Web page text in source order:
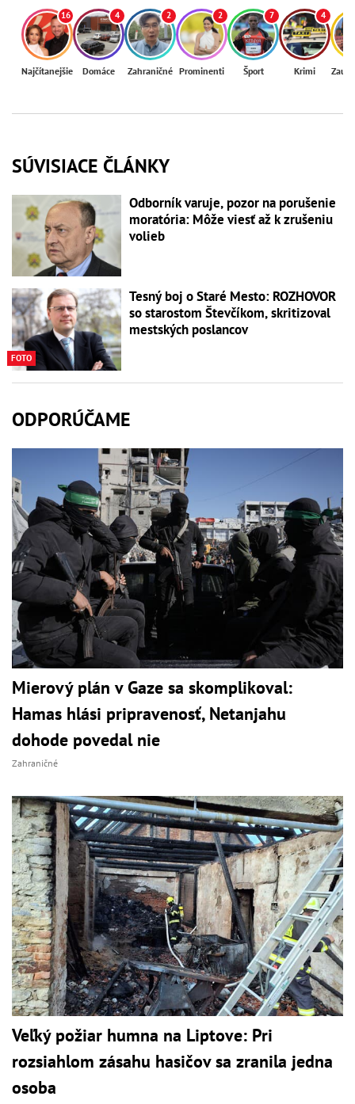
16
Najčítanejšie
4
Domáce
2
Zahraničné
2
Prominenti
7
Šport
4
Krimi
SÚVISIACE ČLÁNKY
Odborník varuje, pozor na porušenie
moratória: Môže viesť až k zrušeniu
volieb
FOTO
Tesný boj o Staré Mesto: ROZHOVOR
so starostom Števčíkom, skritizoval
mestských poslancov
ODPORÚČAME
Mierový plán v Gaze sa skomplikoval:
Hamas hlási pripravenosť, Netanjahu
dohode povedal nie
Zahraničné
Veľký požiar humna na Liptove: Pri
rozsiahlom zásahu hasičov sa zranila jedna
osoba